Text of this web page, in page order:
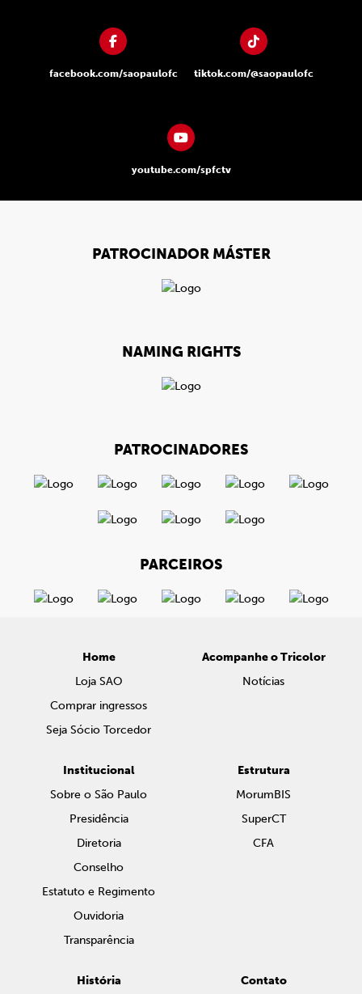
facebook.com/saopaulofc tiktok.com/@saopaulofc
youtube.com/spfctv
PATROCINADOR MÁSTER
NAMING RIGHTS
PATROCINADORES
PARCEIROS
Home
Loja SAO
Comprar ingressos
Seja Sócio Torcedor
Acompanhe o Tricolor
Notícias
Institucional
Sobre o São Paulo
Presidência
Diretoria
Conselho
Estatuto e Regimento
Ouvidoria
Transparência
Estrutura
MorumBIS
SuperCT
CFA
História Contato